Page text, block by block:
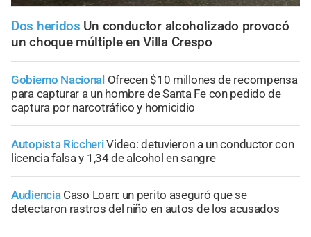
Dos heridos Un conductor alcoholizado provocó
un choque múltiple en Villa Crespo
Gobierno Nacional Ofrecen $10 millones de recompensa
para capturar a un hombre de Santa Fe con pedido de
captura por narcotráfico y homicidio
Autopista RiccheriVideo: detuvieron a un conductor con
licencia falsa y 1,34 de alcohol en sangre
Audiencia Caso Loan: un perito aseguró que se
detectaron rastros del niño en autos de los acusados